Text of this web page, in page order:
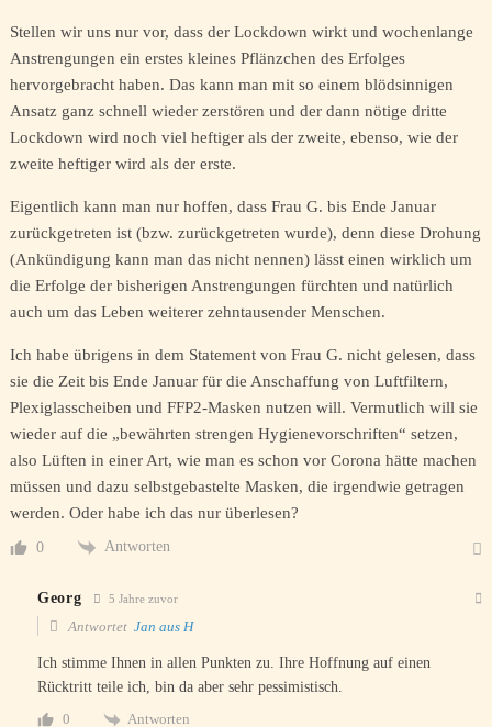
Stellen wir uns nur vor, dass der Lockdown wirkt und wochenlange
Anstrengungen ein erstes kleines Pflänzchen des Erfolges
hervorgebracht haben. Das kann man mit so einem blödsinnigen
Ansatz ganz schnell wieder zerstören und der dann nötige dritte
Lockdown wird noch viel heftiger als der zweite, ebenso, wie der
zweite heftiger wird als der erste.
Eigentlich kann man nur hoffen, dass Frau G. bis Ende Januar
zurückgetreten ist (bzw. zurückgetreten wurde), denn diese Drohung
(Ankündigung kann man das nicht nennen) lässt einen wirklich um
die Erfolge der bisherigen Anstrengungen fürchten und natürlich
auch um das Leben weiterer zehntausender Menschen.
Ich habe übrigens in dem Statement von Frau G. nicht gelesen, dass
sie die Zeit bis Ende Januar für die Anschaffung von Luftfiltern,
Plexiglasscheiben und FFP2-Masken nutzen will. Vermutlich will sie
wieder auf die „bewährten strengen Hygienevorschriften“ setzen,
also Lüften in einer Art, wie man es schon vor Corona hätte machen
müssen und dazu selbstgebastelte Masken, die irgendwie getragen
werden. Oder habe ich das nur überlesen?
0 Antworten
Georg 5 Jahre zuvor
Antwortet Jan aus H
Ich stimme Ihnen in allen Punkten zu. Ihre Hoffnung auf einen
Rücktritt teile ich, bin da aber sehr pessimistisch.
0
Antworten